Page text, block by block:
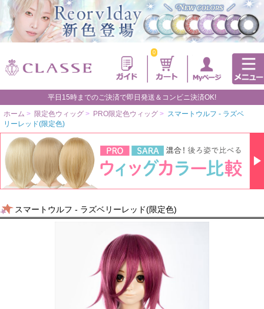
0
平日15時までのご決済で即日発送＆コンビニ決済OK!
ホーム > 限定色ウィッグ > PRO限定色ウィッグ > スマートウルフ - ラズベ
リーレッド(限定色)
スマートウルフ - ラズベリーレッド(限定色)